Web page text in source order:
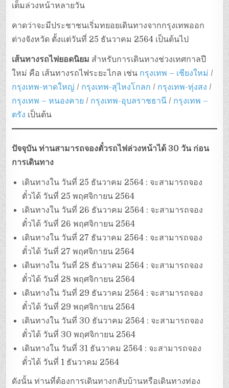
เต็มล่วงหน้าหลายวัน
คาดว่าจะมีประชาชนเริ่มทยอยเดินทางจากกรุงเทพออก
ต่างจังหวัด ตั้งแต่วันที่ 25 ธันวาคม 2564 เป็นต้นไป
เส้นทางรถไฟยอดนิยม สำหรับการเดินทางช่วงเทศกาลปี
ใหม่ คือ เส้นทางรถไฟระยะไกล เช่น กรุงเทพ – เชียงใหม่ /
กรุงเทพ-หาดใหญ่ / กรุงเทพ-สุไหงโกลก / กรุงเทพ-ทุ่งสง /
กรุงเทพ – หนองคาย / กรุงเทพ-อุบลราชธานี / กรุงเทพ –
ตรัง เป็นต้น
ปัจจุบัน ท่านสามารถจองตั๋วรถไฟล่วงหน้าได้ 30 วัน ก่อน
การเดินทาง
เดินทางใน วันที่ 25 ธันวาคม 2564 : จะสามารถจอง
ตั๋วได้ วันที่ 25 พฤศจิกายน 2564
เดินทางใน วันที่ 26 ธันวาคม 2564 : จะสามารถจอง
ตั๋วได้ วันที่ 26 พฤศจิกายน 2564
เดินทางใน วันที่ 27 ธันวาคม 2564 : จะสามารถจอง
ตั๋วได้ วันที่ 27 พฤศจิกายน 2564
เดินทางใน วันที่ 28 ธันวาคม 2564 : จะสามารถจอง
ตั๋วได้ วันที่ 28 พฤศจิกายน 2564
เดินทางใน วันที่ 29 ธันวาคม 2564 : จะสามารถจอง
ตั๋วได้ วันที่ 29 พฤศจิกายน 2564
เดินทางใน วันที่ 30 ธันวาคม 2564 : จะสามารถจอง
ตั๋วได้ วันที่ 30 พฤศจิกายน 2564
เดินทางใน วันที่ 31 ธันวาคม 2564 : จะสามารถจอง
ตั๋วได้ วันที่ 1 ธันวาคม 2564
ดังนั้น ท่านที่ต้องการเดินทางกลับบ้านหรือเดินทางท่อง